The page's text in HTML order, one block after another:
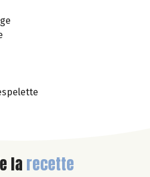
larecette